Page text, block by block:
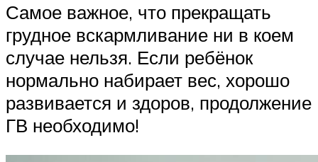
Самое важное, что прекращать
грудное вскармливание ни в коем
случае нельзя. Если ребёнок
нормально набирает вес, хорошо
развивается и здоров, продолжение
ГВ необходимо!